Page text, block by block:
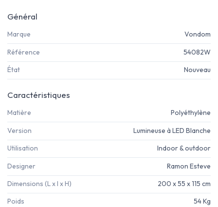
Général
Marque Vondom
Référence 54082W
État Nouveau
Caractéristiques
Matière Polyéthylène
Version Lumineuse à LED Blanche
Utilisation Indoor & outdoor
Designer Ramon Esteve
Dimensions (L x l x H) 200 x 55 x 115 cm
Poids 54 Kg